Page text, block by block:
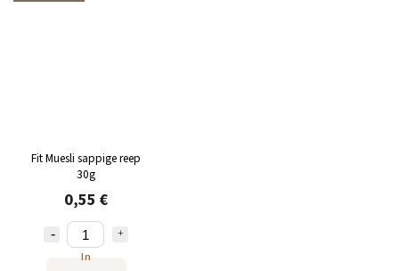
Fit Muesli sappige reep
30g
0,55 €
In